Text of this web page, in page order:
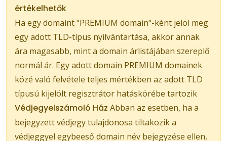
értékelhetők
Ha egy domaint "PREMIUM domain"-ként jelöl meg
egy adott TLD-típus nyilvántartása, akkor annak
ára magasabb, mint a domain árlistájában szereplő
normál ár. Egy adott domain PREMIUM domainek
közé való felvétele teljes mértékben az adott TLD
típusú kijelölt regisztrátor hatáskörébe tartozik
Védjegyelszámoló Ház Abban az esetben, ha a
bejegyzett védjegy tulajdonosa tiltakozik a
védjeggyel egybeeső domain név bejegyzése ellen,